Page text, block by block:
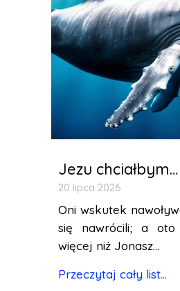
Jezu chciałbym…
20 lipca 2026
Oni wskutek
się nawrócili; a
więcej niż Jonasz...
Przeczytaj cały list...